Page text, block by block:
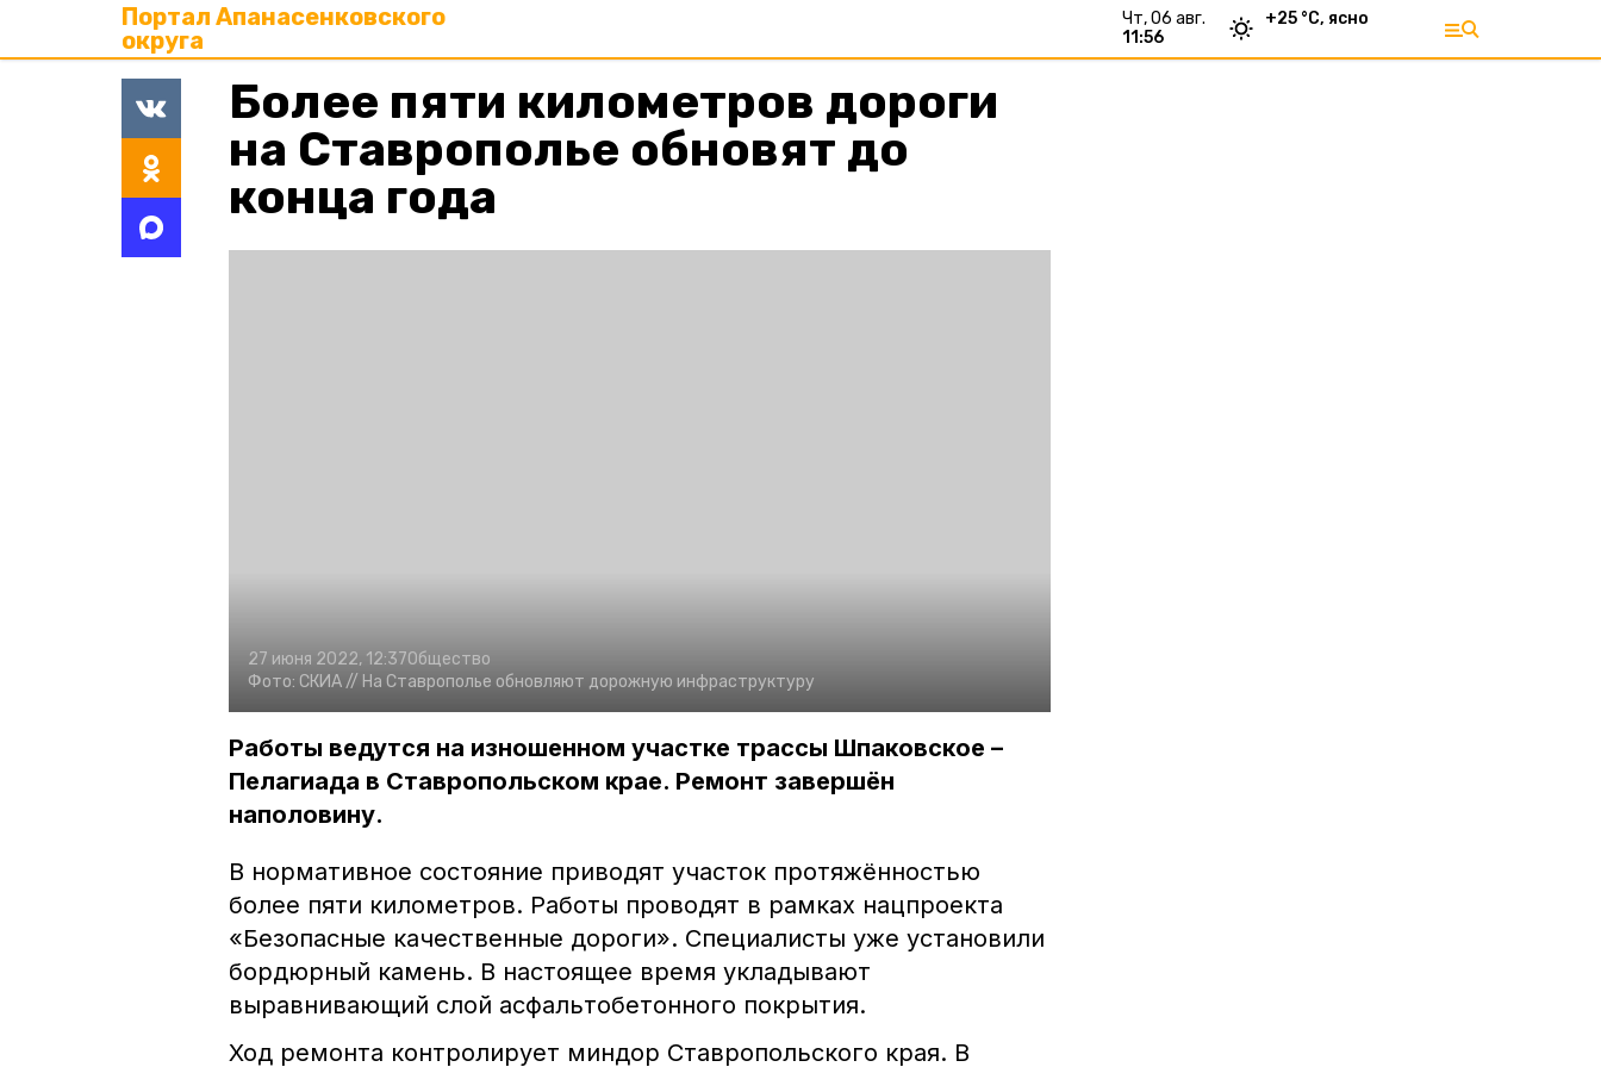
Портал Апанасенковского
округа
чт, 06 авг.
11:56
+25 °С, ясно
Более пяти километров дороги
на Ставрополье обновят до
конца года
27 июня 2022, 12:37Общество
Фото: СКИА // На Ставрополье обновляют дорожную инфраструктуру
Работы ведутся на изношенном участке трассы Шпаковское –
Пелагиада в Ставропольском крае. Ремонт завершён
наполовину.
В нормативное состояние приводят участок протяжённостью
более пяти километров. Работы проводят в рамках нацпроекта
«Безопасные качественные дороги». Специалисты уже установили
бордюрный камень. В настоящее время укладывают
выравнивающий слой асфальтобетонного покрытия.
Ход ремонта контролирует миндор Ставропольского края. В